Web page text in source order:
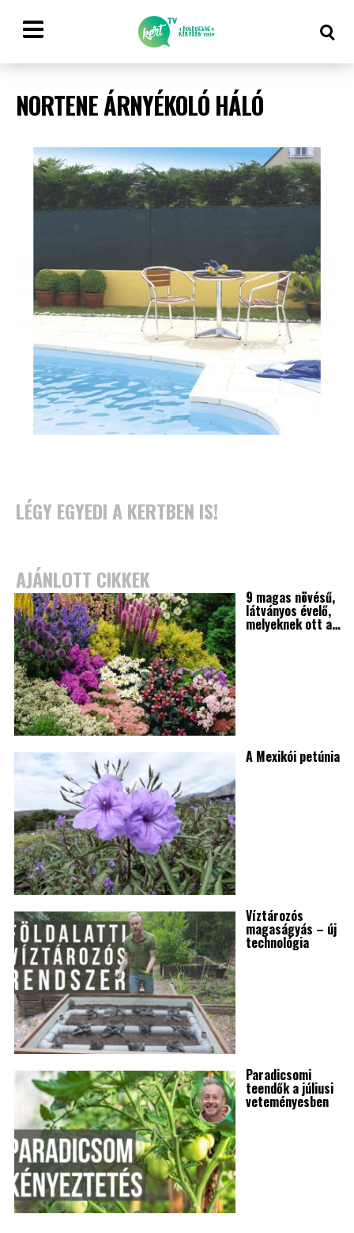
NORTENE ÁRNYÉKOLÓ HÁLÓ
LÉGY EGYEDI A KERTBEN IS!
AJÁNLOTT CIKKEK
9 magas növésű,
látványos évelő,
melyeknek ott a…
A Mexikói petúnia
Víztározós
magaságyás – új
technológia
Paradicsomi
teendők a júliusi
veteményesben